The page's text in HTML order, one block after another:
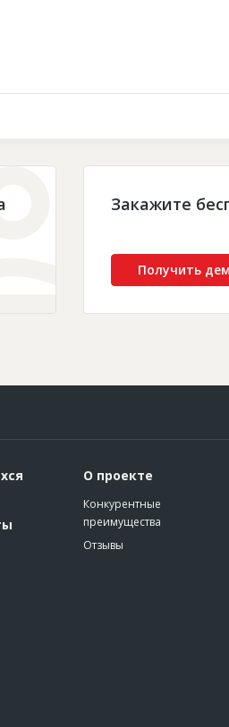
Закажите
Получить
О проекте
Конкурентные
преимущества
Отзывы